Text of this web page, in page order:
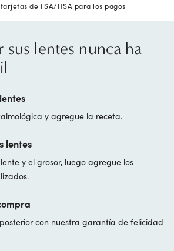
de FSA/HSA para los pagos
sus lentes nunca ha
y agregue la receta.
lentes
y el grosor, luego agregue los
con nuestra garantía de felicidad